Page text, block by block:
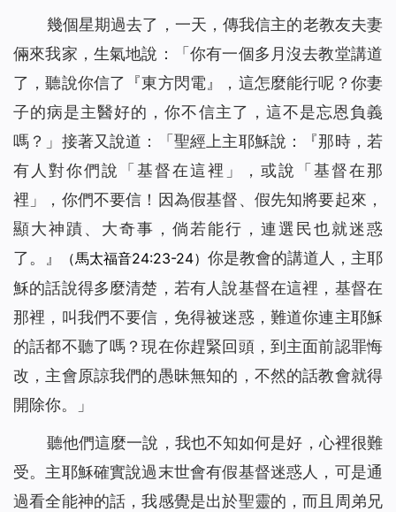
幾個星期過去了，一天，傳我信主的老教友夫妻
倆來我家，生氣地說：「你有一個多月沒去教堂講道
了，聽說你信了『東方閃電』，這怎麼能行呢？你妻
子的病是主醫好的，你不信主了，這不是忘恩負義
嗎？」接著又說道：「聖經上主耶穌說：『那時，若
有人對你們說「基督在這裡」，或說「基督在那
裡」，你們不要信！因為假基督、假先知將要起來，
顯大神蹟、大奇事，倘若能行，連選民也就迷惑
了。
』 （馬太福音24:23-24） 你是教會的講道人，主耶
穌的話說得多麼清楚，若有人說基督在這裡，基督在
那裡，叫我們不要信，免得被迷惑，難道你連主耶穌
的話都不聽了嗎？現在你趕緊回頭，到主面前認罪悔
改，主會原諒我們的愚昧無知的，不然的話教會就得
開除你。」
聽他們這麼一說，我也不知如何是好，心裡很難
受。主耶穌確實說過末世會有假基督迷惑人，可是通
過看全能神的話，我感覺是出於聖靈的，而且周弟兄